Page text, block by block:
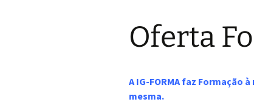
Oferta
A IG-FORMA faz Formação à
mesma.